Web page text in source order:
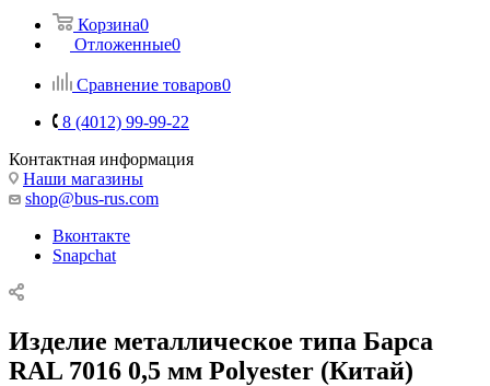
Корзина0
Отложенные0
Сравнение товаров0
8 (4012) 99-99-22
Контактная информация
Наши магазины
shop@bus-rus.com
Вконтакте
Snapchat
Изделие металлическое типа Барса
RAL 7016 0,5 мм Polyester (Китай)